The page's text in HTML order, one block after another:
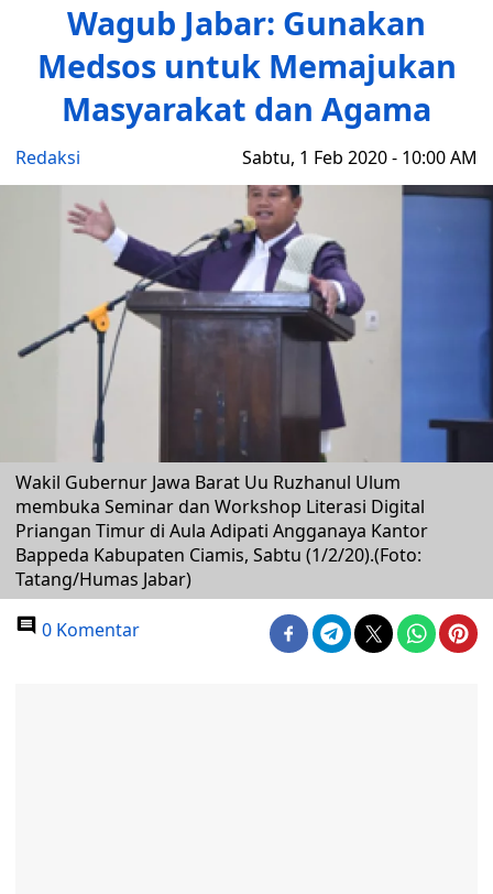
Wagub Jabar: Gunakan
Medsos untuk Memajukan
Masyarakat dan Agama
Redaksi Sabtu, 1 Feb 2020 - 10:00 AM
Wakil Gubernur Jawa Barat Uu Ruzhanul Ulum
membuka Seminar dan Workshop Literasi Digital
Priangan Timur di Aula Adipati Angganaya Kantor
Bappeda Kabupaten Ciamis, Sabtu (1/2/20).(Foto:
Tatang/Humas Jabar)
0 Komentar